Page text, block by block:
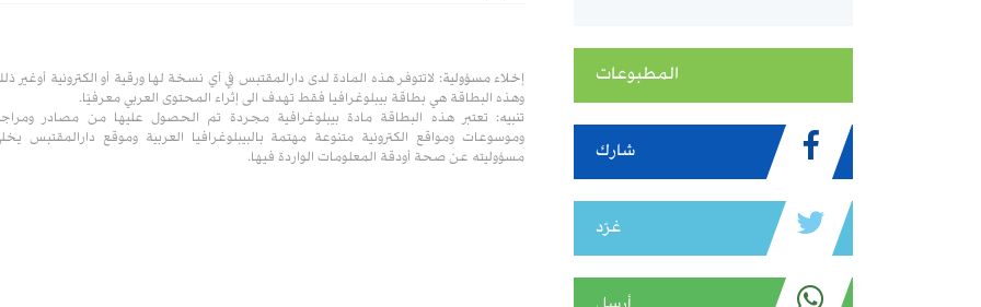
المطبوعات
شارك
غرّد
إخلاء مسؤولية: لاتتوفر هذه المادة لدى دارالمقتبس في أي نسخة لها ورقية أو الكترونية أوغير
وهذه البطاقة هي بطاقة بيبلوغرافيا فقط تهدف الى إثراء المحتوى العربي معرفيًا.
تنبيه: تعتبر هذه البطاقة مادة بيبلوغرافية مجردة تم الحصول عليها من مصادر
وموسوعات ومواقع الكترونية متنوعة مهتمة بالبيبلوغرافيا العربية وموقع دارالمقتبس
مسؤوليته عن صحة أودقة المعلومات الواردة فيها.